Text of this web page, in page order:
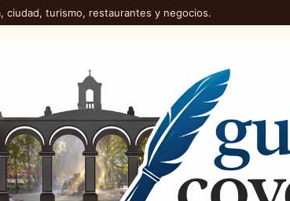
ciudad, turismo, restaurantes y negocios.